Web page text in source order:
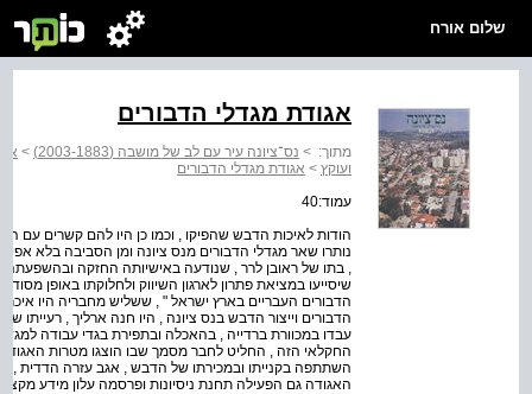
שלום אורח
אגודת מגדלי הדבורים
מתוך: > נס־ציונה עיר עם לב של מושבה (2003-1883) >
ועוקץ > אגודת מגדלי הדבורים
עמוד:40
הודות לאיכות הדבש שהפיקו , וכמו כן היו להם קשרים עם
נותרו שאר מגדלי הדבורים מנס ציונה ומן הסביבה בלא
, בתו של ראובן לרר , שנודעה באישיותה החזקה
הדבורים העבריים בארץ ישראל " , ששליש מחבריה היו
הדבורים וייצור הדבש בנס ציונה , היו חנה ארליך ,
עבדו במכוורת ברדייה , בהאכלה ובתפירת בגדי עבודה
החקלאי הזה , החליט לחבר מסמך שבו הוצגו מטרות
השתתפה בקנייתו ובמכירתו של הדבש , אגב עזרה הדדית ,
האגודה גם הפעילה תחנת ניסיונות ופרסמה עלון מידע